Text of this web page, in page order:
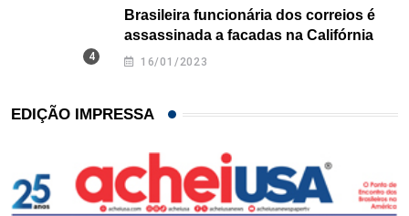
Brasileira funcionária dos correios é
assassinada a facadas na Califórnia
16/01/2023
EDIÇÃO IMPRESSA